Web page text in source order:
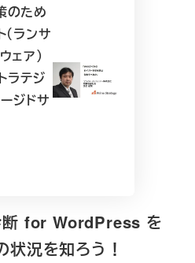
のため
ランサ
ェア）
ラテジ
ジドサ
断 for WordPress を
状況を知ろう！